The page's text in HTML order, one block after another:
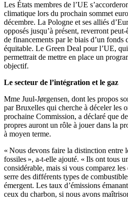
Les États membres de l’UE
climatique lors du prochain sommet
décembre. La Pologne et ses alliés
opposés jusqu’à présent, reverront
de financements par le biais d’un fonds
équitable. Le Green Deal pour l’UE,
permettrait de mettre en place un
objectif.
Le secteur de l’intégration et le gaz
Mme Juul-Jørgensen, dont les propos
par Bruxelles qui cherche à déceler les
prochaine Commission, a déclaré que
propres auront un rôle à jouer dans la
à moyen terme.
« Nous devons faire la distinction entre
fossiles », a-t-elle ajouté. « Ils ont tous
considérable, mais si vous comparez
serre des différents types de
émergent. Les taux d’émissions
ceux du charbon, si nous avons